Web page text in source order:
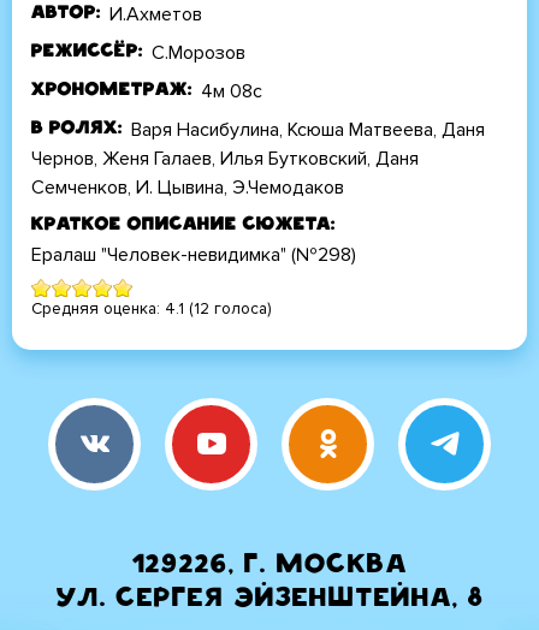
Автор И.Ахметов
Режиссёр С.Морозов
Хронометраж 4м 08с
В ролях
Варя Насибулина, Ксюша Матвеева, Даня
Чернов, Женя Галаев, Илья Бутковский, Даня
Семченков, И. Цывина, Э.Чемодаков
Краткое описание сюжета
Ералаш "Человек-невидимка" (№298)
Средняя оценка: 4.1 (12 голоса)
129226, г. Москва
ул. Сергея Эйзенштейна, 8